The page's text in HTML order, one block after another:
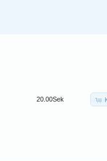
20.00Sek